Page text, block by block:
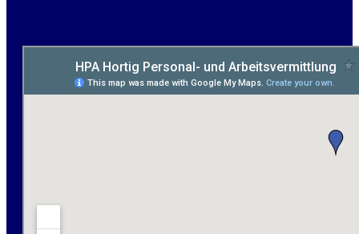
Maurer / Putzer (m/w/d) Bitterfeld-Wolfen gesucht -
ab 3.500 € (keine Montage)